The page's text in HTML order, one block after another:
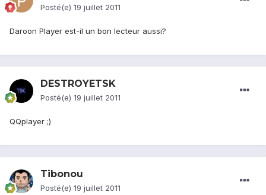
Posté(e) 19 juillet 2011
Daroon Player est-il un bon lecteur aussi?
DESTROYETSK
Posté(e) 19 juillet 2011
QQplayer ;)
Tibonou
Posté(e) 19 juillet 2011